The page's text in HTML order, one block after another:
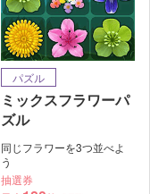
パズル
ミックスフラワーパ
ズル
同じフラワーを3つ並べよ
う
抽選券